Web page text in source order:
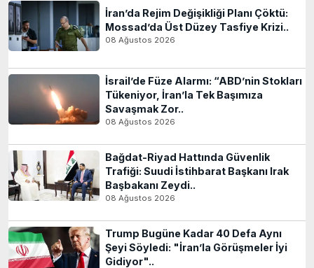
İran’da Rejim Değişikliği Planı Çöktü:
Mossad’da Üst Düzey Tasfiye Krizi..
08 Ağustos 2026
İsrail’de Füze Alarmı: “ABD’nin Stokları
Tükeniyor, İran’la Tek Başımıza
Savaşmak Zor..
08 Ağustos 2026
Bağdat-Riyad Hattında Güvenlik
Trafiği: Suudi İstihbarat Başkanı Irak
Başbakanı Zeydi..
08 Ağustos 2026
Trump Bugüne Kadar 40 Defa Aynı
Şeyi Söyledi: "İran’la Görüşmeler İyi
Gidiyor"..